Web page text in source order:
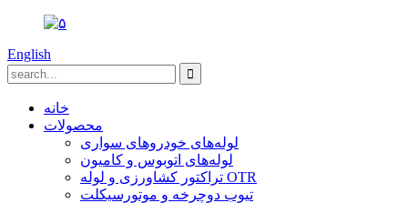
English
خانه
محصولات
لوله‌های خودروهای سواری
لوله‌های اتوبوس و کامیون
تراکتور کشاورزی و لوله OTR
تیوب دوچرخه و موتورسیکلت